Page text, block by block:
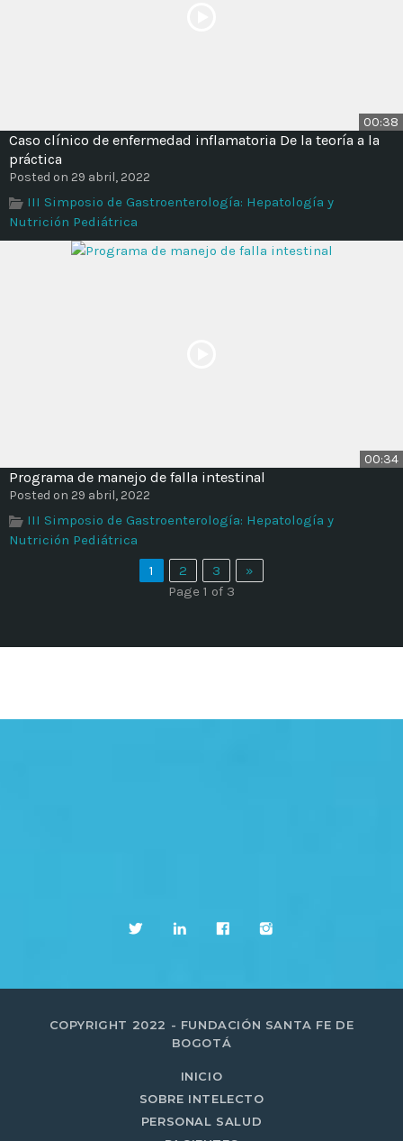
00:38
Caso clínico de enfermedad inflamatoria De la teoría a la
práctica
Posted on 29 abril, 2022
III Simposio de Gastroenterología: Hepatología y
Nutrición Pediátrica
00:34
Programa de manejo de falla intestinal
Posted on 29 abril, 2022
III Simposio de Gastroenterología: Hepatología y
Nutrición Pediátrica
1
2 3
»
Page 1 of 3
COPYRIGHT 2022 - FUNDACIÓN SANTA FE DE
BOGOTÁ
INICIO
SOBRE INTELECTO
PERSONAL SALUD